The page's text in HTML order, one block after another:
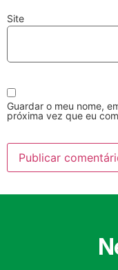
Site
Guardar o meu nome,
próxima vez que eu
Discos e
Lavagem